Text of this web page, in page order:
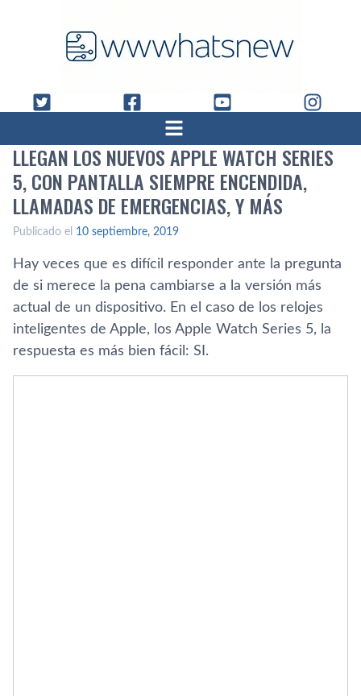
LLEGAN LOS NUEVOS APPLE WATCH SERIES
5, CON PANTALLA SIEMPRE ENCENDIDA,
LLAMADAS DE EMERGENCIAS, Y MÁS
Publicado el 10 septiembre, 2019
Hay veces que es difícil responder ante la pregunta
de si merece la pena cambiarse a la versión más
actual de un dispositivo. En el caso de los relojes
inteligentes de Apple, los Apple Watch Series 5, la
respuesta es más bien fácil: SI.